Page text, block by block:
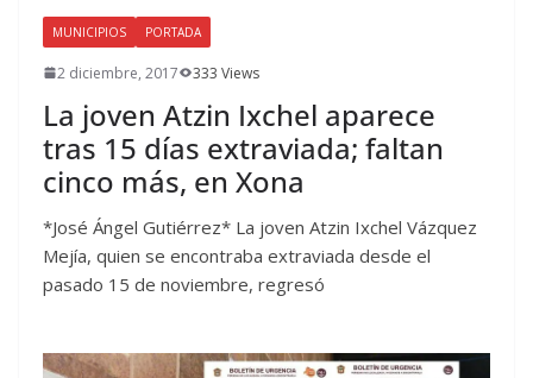
MUNICIPIOS PORTADA
2 diciembre, 2017 333 Views
La joven Atzin Ixchel aparece
tras 15 días extraviada; faltan
cinco más, en Xona
*José Ángel Gutiérrez* La joven Atzin Ixchel Vázquez
Mejía, quien se encontraba extraviada desde el
pasado 15 de noviembre, regresó